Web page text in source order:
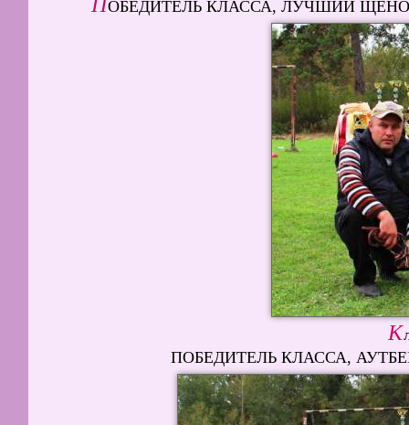
ОБЕДИТЕЛЬ КЛАССА, ЛУЧШИЙ ЩЕНОК,
К
ПОБЕДИТЕЛЬ КЛАССА, АУТБЕК